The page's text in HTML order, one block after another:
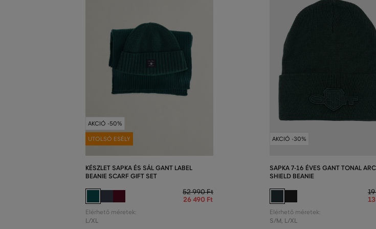
AKCIÓ -50%
UTOLSÓ ESÉLY
KÉSZLET SAPKA ÉS SÁL GANT LABEL
BEANIE SCARF GIFT SET
52 990 Ft
26 490 Ft
Elérhető méretek:
L/XL
AKCIÓ -30%
SAPKA 7-16 ÉVES GANT TONAL
SHIELD BEANIE
Elérhető méretek:
S/M, L/XL